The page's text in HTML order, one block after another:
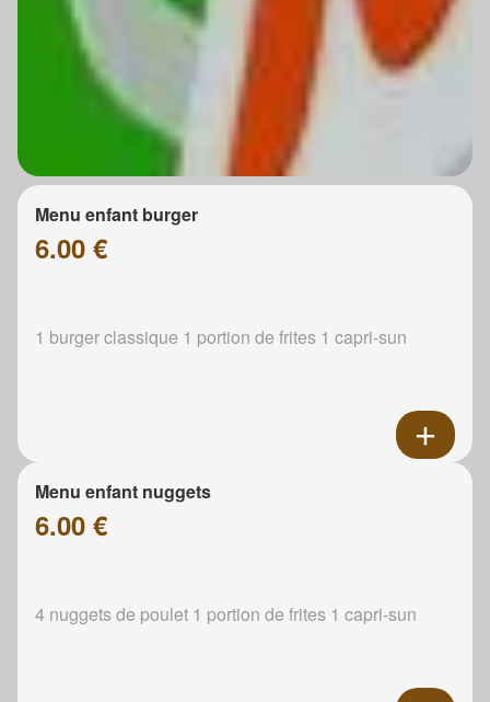
Menu enfant burger
6.00 €
1 burger classique 1 portion de frites 1 capri-sun
Menu enfant nuggets
6.00 €
4 nuggets de poulet 1 portion de frites 1 capri-sun